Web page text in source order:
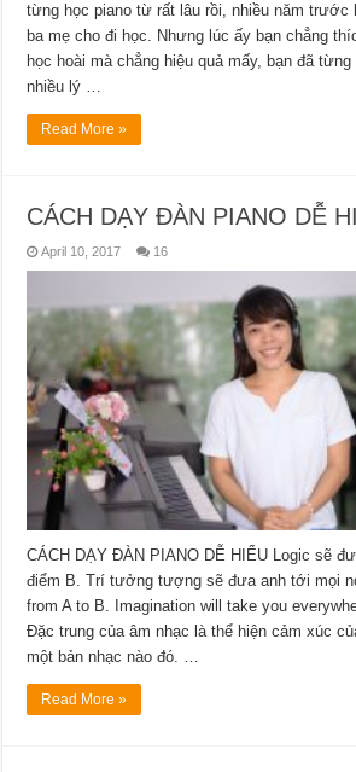
từng học piano từ rất lâu rồi, nhiều năm trước
ba mẹ cho đi học. Nhưng lúc ấy bạn chẳng
học hoài mà chẳng hiệu quả mấy, bạn đã
nhiều lý …
Read More »
CÁCH DẠY ĐÀN PIANO DỄ
April 10, 2017 16
CÁCH DẠY ĐÀN PIANO DỄ HIỂU Logic sẽ
điểm B. Trí tưởng tượng sẽ đưa anh tới mọi
from A to B. Imagination will take you
Đặc trung của âm nhạc là thể hiện cảm xúc
một bản nhạc nào đó. …
Read More »